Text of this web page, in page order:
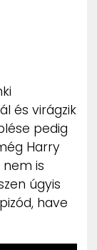
és virágzik
pedig
Harry
nem is
úgyis
have